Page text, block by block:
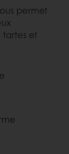
permet
tartes et